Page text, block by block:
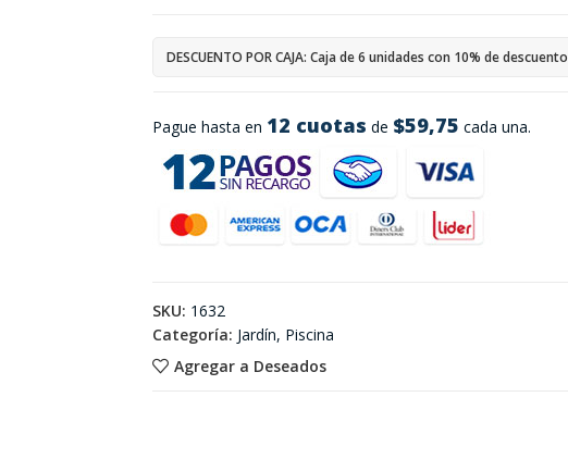
Pague hasta en 12 cuotas de $59,75 cada una.
DESCUENTO POR CAJA: Caja de 6 unidades con 10% de descuento
Agregar a Deseados
SKU: 1632
Categoría: Jardín, Piscina